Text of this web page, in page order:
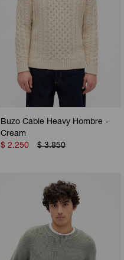
Buzo Cable Heavy Hombre -
Cream
$ 2.250 $ 3.850